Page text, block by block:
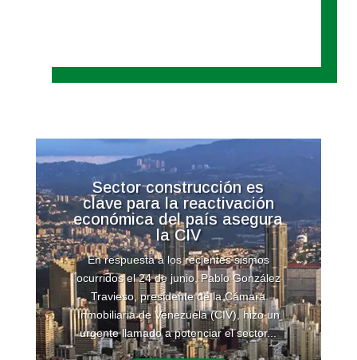
Sector construcción es
clave para la reactivación
económica del país asegura
la CIV
En respuesta a los recientes sismos
ocurridos el 24 de junio, Pablo González
Travieso, presidente de la Cámara
Inmobiliaria de Venezuela (CIV), hizo un
urgente llamado a potenciar el sector...